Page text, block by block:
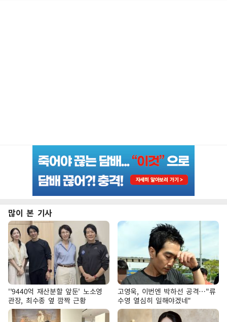
많이 본 기사
''9440억 재산분할 앞둔' 노소영
관장, 최수종 옆 깜짝 근황
고영욱, 이번엔 박하선 공격…"류
수영 열심히 일해야겠네"